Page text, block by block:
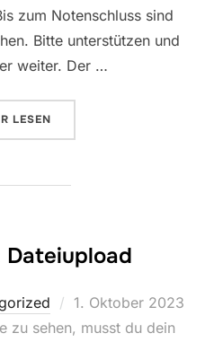
zum Notenschluss sind
Bitte unterstützen und
weiter. Der …
ÜBER „KLASSE 7H“
LESEN
Dateiupload
Veröffentlicht
am
1. Oktober 2023
zu sehen, musst du dein